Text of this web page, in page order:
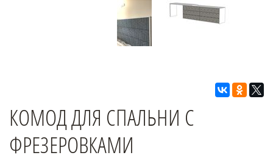
КОМОД ДЛЯ СПАЛЬНИ С
ФРЕЗЕРОВКАМИ